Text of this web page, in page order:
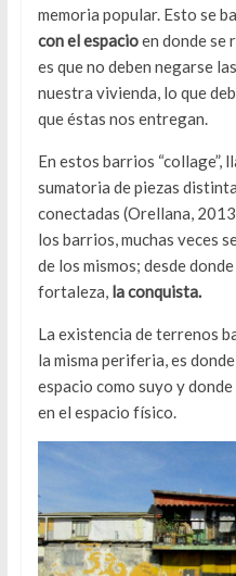
memoria popular. Esto se
con el espacioen donde se
es que no deben negarse
nuestra vivienda, lo que
que éstas nos entregan.
En estos barrios “collage”,
sumatoria de piezas
conectadas (Orellana,
los barrios, muchas veces
de los mismos; desde
fortaleza, la conquista.
La existencia de terrenos
la misma periferia, es
espacio como suyo y
en el espacio físico.